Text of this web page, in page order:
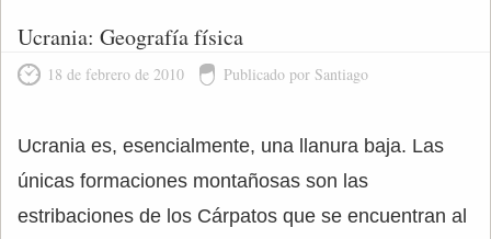
Ucrania: Geografía física
18 de febrero de 2010 Publicado por Santiago
Ucrania es, esencialmente, una llanura baja. Las
únicas formaciones montañosas son las
estribaciones de los Cárpatos que se encuentran al